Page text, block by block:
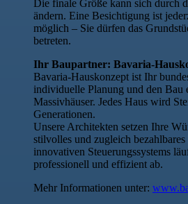
Die finale Größe kann sich durch
ändern. Eine Besichtigung ist
möglich – Sie dürfen das
betreten.
Ihr Baupartner: Bavaria-
Bavaria-Hauskonzept ist Ihr
individuelle Planung und den Bau
Massivhäuser. Jedes Haus wird
Generationen.
Unsere Architekten setzen Ihre
stilvolles und zugleich
innovativen Steuerungssystems
professionell und effizient ab.
Mehr Informationen unter: